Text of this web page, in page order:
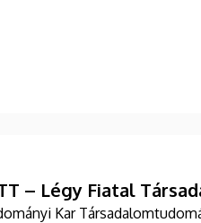
– Légy Fiatal
Kar